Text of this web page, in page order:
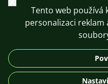
+420 603 449 602
Zavřít
Tento web používá
personalizaci reklam